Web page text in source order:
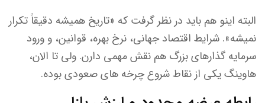
البته اینو هم باید در نظر گرفت که «تاریخ همیشه دقیقاً تکرار
نمیشه». شرایط اقتصاد جهانی، نرخ بهره، قوانین، و ورود
سرمایه گذارهای بزرگ هم نقش مهمی دارن. ولی تا الان،
هاوینگ یکی از نقاط شروع چرخه های صعودی بوده.